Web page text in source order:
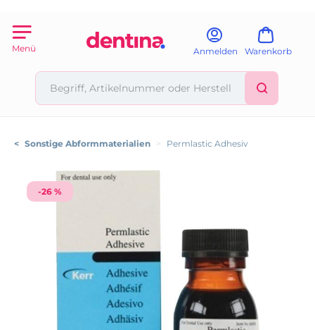
Menü Anmelden Warenkorb
< Sonstige Abformmaterialien > Permlastic Adhesiv
-26 %